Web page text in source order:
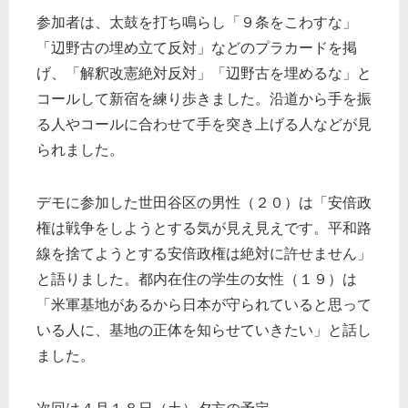
参加者は、太鼓を打ち鳴らし「９条をこわすな」
「辺野古の埋め立て反対」などのプラカードを掲
げ、「解釈改憲絶対反対」「辺野古を埋めるな」と
コールして新宿を練り歩きました。沿道から手を振
る人やコールに合わせて手を突き上げる人などが見
られました。
デモに参加した世田谷区の男性（２０）は「安倍政
権は戦争をしようとする気が見え見えです。平和路
線を捨てようとする安倍政権は絶対に許せません」
と語りました。都内在住の学生の女性（１９）は
「米軍基地があるから日本が守られていると思って
いる人に、基地の正体を知らせていきたい」と話し
ました。